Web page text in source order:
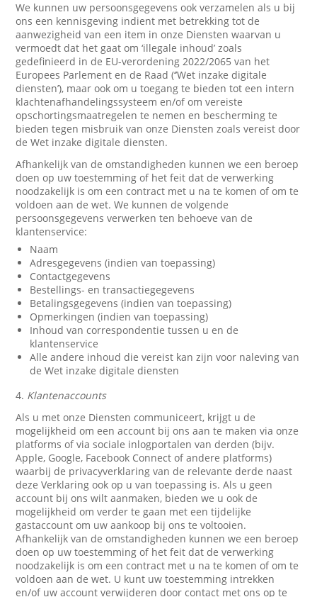
We kunnen uw persoonsgegevens ook verzamelen als u bij
ons een kennisgeving indient met betrekking tot de
aanwezigheid van een item in onze Diensten waarvan u
vermoedt dat het gaat om ‘illegale inhoud’ zoals
gedefinieerd in de EU-verordening 2022/2065 van het
Europees Parlement en de Raad (‘’Wet inzake digitale
diensten’), maar ook om u toegang te bieden tot een intern
klachtenafhandelingssysteem en/of om vereiste
opschortingsmaatregelen te nemen en bescherming te
bieden tegen misbruik van onze Diensten zoals vereist door
de Wet inzake digitale diensten.
Afhankelijk van de omstandigheden kunnen we een beroep
doen op uw toestemming of het feit dat de verwerking
noodzakelijk is om een contract met u na te komen of om te
voldoen aan de wet. We kunnen de volgende
persoonsgegevens verwerken ten behoeve van de
klantenservice:
Naam
Adresgegevens (indien van toepassing)
Contactgegevens
Bestellings- en transactiegegevens
Betalingsgegevens (indien van toepassing)
Opmerkingen (indien van toepassing)
Inhoud van correspondentie tussen u en de
klantenservice
Alle andere inhoud die vereist kan zijn voor naleving van
de Wet inzake digitale diensten
4. Klantenaccounts
Als u met onze Diensten communiceert, krijgt u de
mogelijkheid om een account bij ons aan te maken via onze
platforms of via sociale inlogportalen van derden (bijv.
Apple, Google, Facebook Connect of andere platforms)
waarbij de privacyverklaring van de relevante derde naast
deze Verklaring ook op u van toepassing is. Als u geen
account bij ons wilt aanmaken, bieden we u ook de
mogelijkheid om verder te gaan met een tijdelijke
gastaccount om uw aankoop bij ons te voltooien.
Afhankelijk van de omstandigheden kunnen we een beroep
doen op uw toestemming of het feit dat de verwerking
noodzakelijk is om een contract met u na te komen of om te
voldoen aan de wet. U kunt uw toestemming intrekken
en/of uw account verwijderen door contact met ons op te